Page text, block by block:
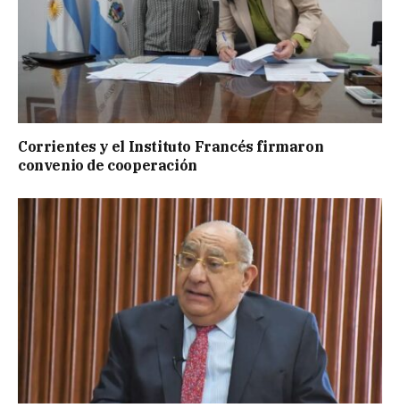
Corrientes y el Instituto Francés firmaron
convenio de cooperación